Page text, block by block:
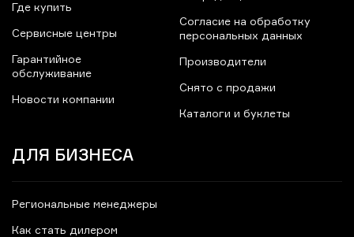
Где купить
Сервисные центры
Гарантийное
обслуживание
Новости компании
Согласие на обработку
персональных данных
Производители
Снято с продажи
Каталоги и буклеты
ДЛЯ БИЗНЕСА
Региональные менеджеры
Как стать дилером